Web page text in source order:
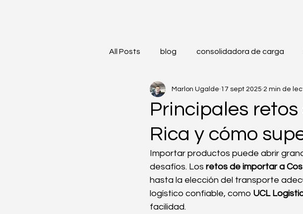
All Posts blog consolidadora de carga
servicio de carga terrestre operadores
Empaquetado Transporte de Productos
Comercio Internacional Normativas
E-commerce Global
Principales
Rica y cómo
Marlon Ugalde 17 sept 2025 2 min de
Importar productos puede abrir
desafíos. Los retos de importar a
hasta la elección del transporte
logístico confiable, como UCL
facilidad.